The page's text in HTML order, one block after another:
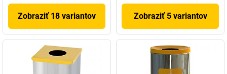
Zobraziť 18 variantov Zobraziť 5 variantov